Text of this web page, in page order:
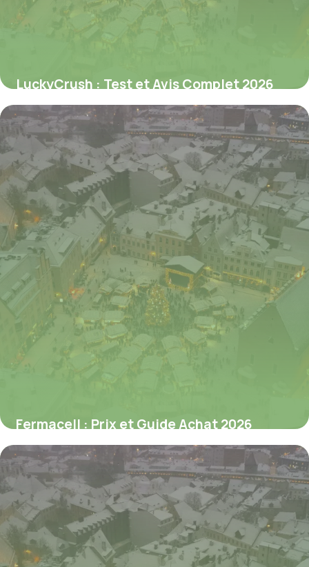
LuckyCrush : Test et Avis Complet 2026
9 juillet 2026
Fermacell : Prix et Guide Achat 2026
8 juillet 2026